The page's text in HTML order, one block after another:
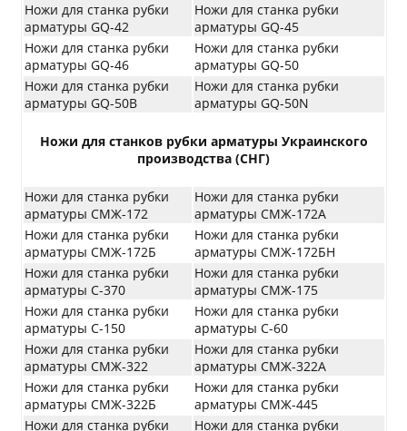
Ножи для станка рубки
арматуры GQ-42
Ножи для станка рубки
арматуры GQ-45
Ножи для станка рубки
арматуры GQ-46
Ножи для станка рубки
арматуры GQ-50
Ножи для станка рубки
арматуры GQ-50B
Ножи для станка рубки
арматуры GQ-50N
Ножи для станков рубки арматуры Украинского
производства (СНГ)
Ножи для станка рубки
арматуры СМЖ-172
Ножи для станка рубки
арматуры СМЖ-172А
Ножи для станка рубки
арматуры СМЖ-172Б
Ножи для станка рубки
арматуры СМЖ-172БН
Ножи для станка рубки
арматуры С-370
Ножи для станка рубки
арматуры СМЖ-175
Ножи для станка рубки
арматуры С-150
Ножи для станка рубки
арматуры С-60
Ножи для станка рубки
арматуры СМЖ-322
Ножи для станка рубки
арматуры СМЖ-322А
Ножи для станка рубки
арматуры СМЖ-322Б
Ножи для станка рубки
арматуры СМЖ-445
Ножи для станка рубки
Ножи для станка рубки